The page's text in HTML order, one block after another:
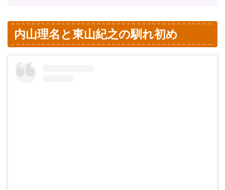
内山理名と東山紀之の馴れ初め